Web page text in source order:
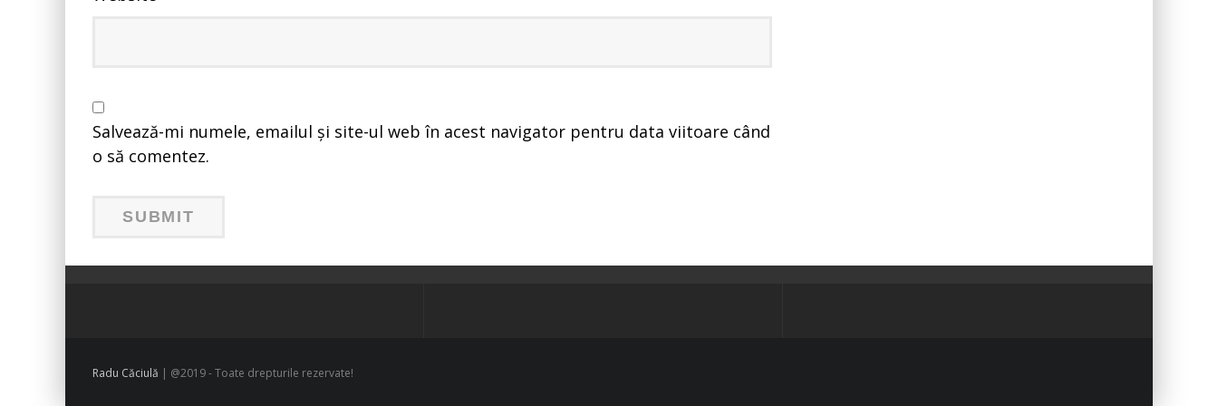
Salvează-mi numele, emailul și site-ul web în acest navigator pentru data viitoare când
o să comentez.
Radu Căciulă | @2019 - Toate drepturile rezervate!